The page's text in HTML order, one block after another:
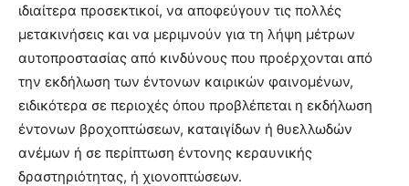
ιδιαίτερα προσεκτικοί, να αποφεύγουν τις πολλές
μετακινήσεις και να μεριμνούν για τη λήψη μέτρων
αυτοπροστασίας από κινδύνους που προέρχονται από
την εκδήλωση των έντονων καιρικών φαινομένων,
ειδικότερα σε περιοχές όπου προβλέπεται η εκδήλωση
έντονων βροχοπτώσεων, καταιγίδων ή θυελλωδών
ανέμων ή σε περίπτωση έντονης κεραυνικής
δραστηριότητας, ή χιονοπτώσεων.